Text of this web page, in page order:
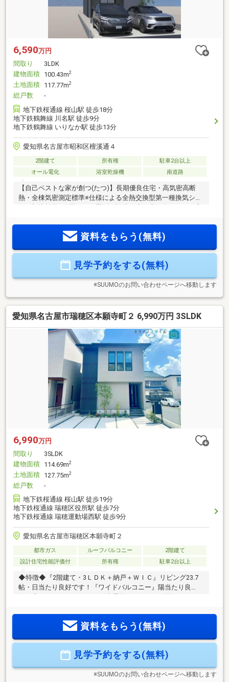
6,590万円
間取り
3LDK
建物面積 100.43m2
土地面積 117.77m2
総戸数
-
地下鉄桜通線 桜山駅 徒歩18分
地下鉄鶴舞線 川名駅 徒歩9分
地下鉄鶴舞線 いりなか駅 徒歩13分
愛知県名古屋市昭和区檀溪通４
2階建て 所有権
駐車2台以上
オール電化
浴室乾燥機 南道路
【自己ベストな家が創つ(たつ)】長期優良住宅・高気密高断
熱・全棟気密測定標準※仕様による全熱交換型第一種換気シス
テム標準採用※仕様による壁紙・設備・床や扉の色などをお客
末まで）【ナカジツの分譲住宅】■家事ラク動線：水回りを集
め家事動線を意識した間取り。家事をする人を想った暮らし
中快適な住まいの実現。■高品質：最低限必要な法定点検に比
べ、約4.5倍の時間をかけてチェックする事により安定して高
資料をもらう(無料)
見学予約をする(無料)
※SUUMOのお問い合わせページへ移動します
愛知県名古屋市瑞穂区本願寺町２ 6,990万円 3SLDK
6,990万円
間取り
3SLDK
建物面積 114.69m2
土地面積 127.75m2
総戸数
-
地下鉄桜通線 桜山駅 徒歩19分
地下鉄桜通線 瑞穂区役所駅 徒歩7分
地下鉄桜通線 瑞穂運動場西駅 徒歩9分
愛知県名古屋市瑞穂区本願寺町２
都市ガス ルーフバルコニー
2階建て
設計住宅性能評価付
所有権 駐車2台以上
◆特徴◆『2階建て・3ＬＤＫ＋納戸＋ＷＩＣ』リビング23.7
帖・日当たり良好です！『ワイドバルコニー』陽当たり良
す！『大容量収納』全居室収納付き、ウォークインクローゼ
ット、納戸、パントリー、玄関収納もあるため収納スペース
級3取得！地震保険に半額で入ることができます！！『エコジ
ョーズ採用』省エネ高効率給湯器採用！
資料をもらう(無料)
見学予約をする(無料)
※SUUMOのお問い合わせページへ移動します